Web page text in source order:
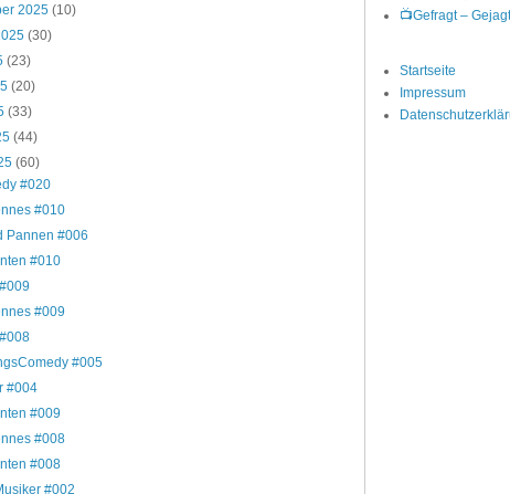
2025(10)
(30)
(23)
(20)
(33)
(44)
(60)
#020
#010
Pannen #006
#010
#009
#005
#004
#009
#008
#008
#002
📺Gefragt – Gejagt
Startseite
Impressum